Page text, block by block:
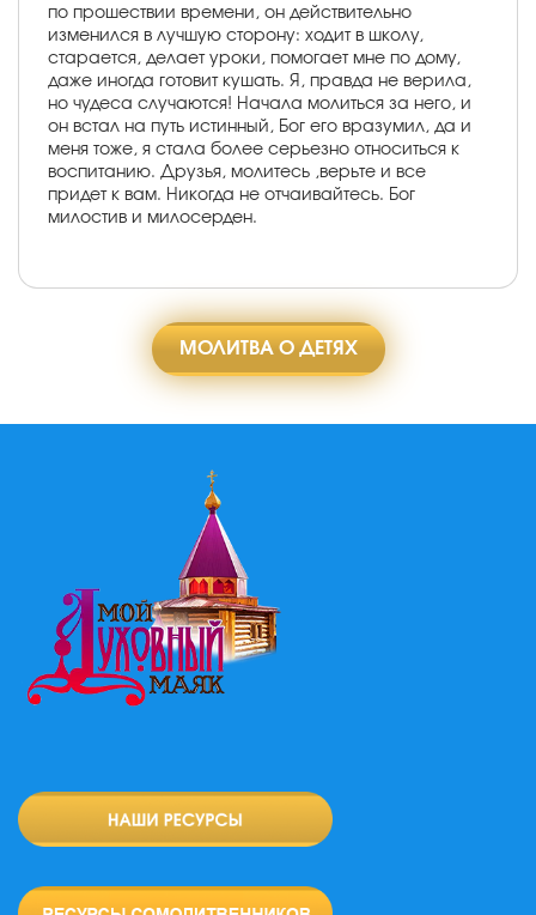
по прошествии времени, он действительно
изменился в лучшую сторону: ходит в школу,
старается, делает уроки, помогает мне по дому,
даже иногда готовит кушать. Я, правда не верила,
но чудеса случаются! Начала молиться за него, и
он встал на путь истинный, Бог его вразумил, да и
меня тоже, я стала более серьезно относиться к
воспитанию. Друзья, молитесь ,верьте и все
придет к вам. Никогда не отчаивайтесь. Бог
милостив и милосерден.
МОЛИТВА О ДЕТЯХ